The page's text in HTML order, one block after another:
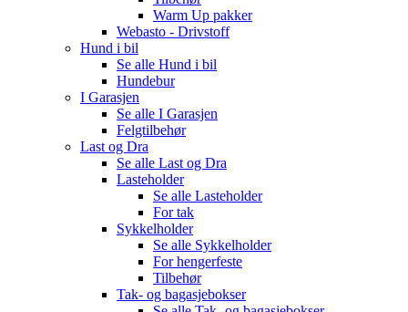
Warm Up pakker
Webasto - Drivstoff
Hund i bil
Se alle Hund i bil
Hundebur
I Garasjen
Se alle I Garasjen
Felgtilbehør
Last og Dra
Se alle Last og Dra
Lasteholder
Se alle Lasteholder
For tak
Sykkelholder
Se alle Sykkelholder
For hengerfeste
Tilbehør
Tak- og bagasjebokser